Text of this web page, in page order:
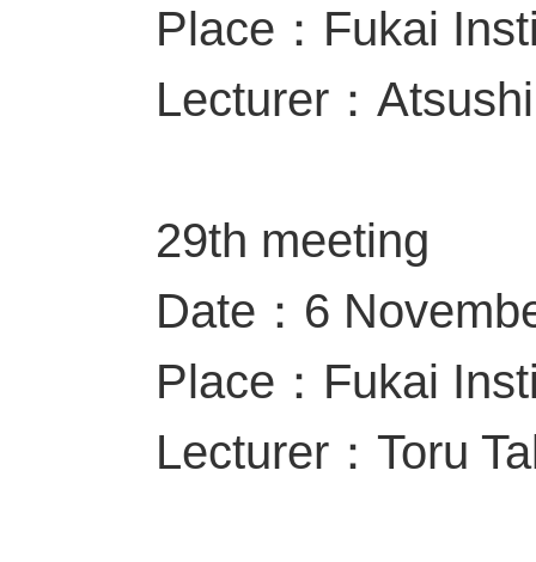
Place：Fukai
Lecturer：
29th meeting
Date：6
Place：Fukai
Lecturer：Toru